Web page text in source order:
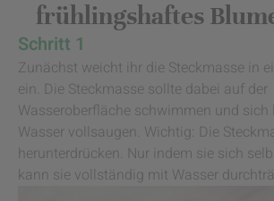
frühlingshaftes
Schritt 1
Zunächst weicht ihr die Steckmasse in
ein. Die Steckmasse sollte dabei auf der
Wasseroberfläche schwimmen und
Wasser vollsaugen. Wichtig: Die
herunterdrücken. Nur indem sie sich
kann sie vollständig mit Wasser